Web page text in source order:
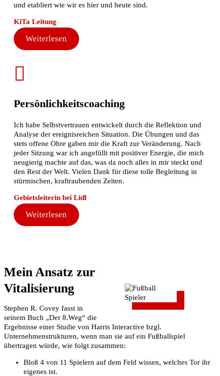
und etabliert wie wir es hier und heute sind.
KiTa Leitung
Weiterlesen
Persönlichkeitscoaching
Ich habe Selbstvertrauen entwickelt durch die Reflektion und
Analyse der ereignisreichen Situation. Die Übungen und das
stets offene Ohre gaben mir die Kraft zur Veränderung. Nach
jeder Sitzung war ich angefüllt mit positiver Energie, die mich
neugierig machte auf das, was da noch alles in mir steckt und
den Rest der Welt. Vielen Dank für diese tolle Begleitung in
stürmischen, kraftraubenden Zeiten.
Gebietsleiterin bei Lidl
Weiterlesen
Mein Ansatz zur
Vitalisierung
Stephen R. Covey fasst in
seinem Buch „Der 8.Weg“ die
Ergebnisse einer Studie von Harris Interactive bzgl.
Unternehmenstrukturen, wenn man sie auf ein Fußballspiel
übertragen würde, wie folgt zusammen:
Bloß 4 von 11 Spielern auf dem Feld wissen, welches Tor ihr
eigenes ist.